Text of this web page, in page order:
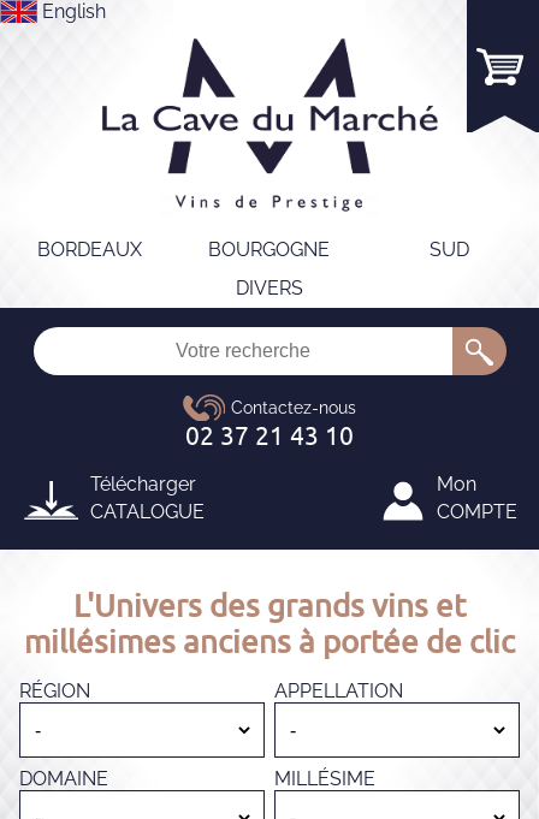
English
BORDEAUX BOURGOGNE
SUD
DIVERS
Télécharger
CATALOGUE
Mon
COMPTE
L'Univers des grands vins et
millésimes anciens à portée de clic
RÉGION APPELLATION
DOMAINE MILLÉSIME